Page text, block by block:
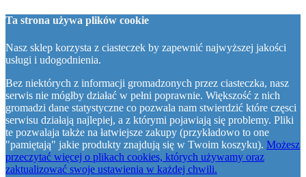
Ta strona używa plików cookie
Nasz sklep korzysta z ciasteczek by zapewnić najwyższej jakości
usługi i udogodnienia.
Bez niektórych z informacji gromadzonych przez ciasteczka, nasz
serwis nie mógłby działać w pełni poprawnie. Większość z nich
gromadzi dane statystyczne co pozwala nam stwierdzić które częsci
serwisu działają najlepiej, a z którymi pojawiają się problemy. Pliki
te pozwalaja także na łatwiejsze zakupy (przykładowo to one
"pamiętają" jakie produkty znajdują się w Twoim koszyku). Możesz
przeczytać więcej o plikach cookies, których używamy oraz
zaktualizować swoje ustawienia w każdej chwili.